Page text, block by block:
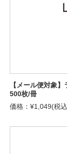
【メール便対象
500枚/冊
価格：¥1,049(税